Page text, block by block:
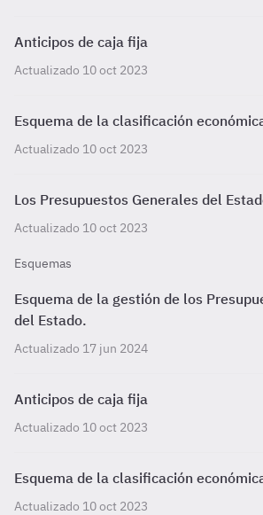
Anticipos de caja fija
Actualizado 10 oct 2023
Esquema de la clasificación
Actualizado 10 oct 2023
Los Presupuestos Generales del
Actualizado 10 oct 2023
Esquemas
Esquema de la gestión de los
del Estado.
Actualizado 17 jun 2024
Anticipos de caja fija
Actualizado 10 oct 2023
Esquema de la clasificación
Actualizado 10 oct 2023